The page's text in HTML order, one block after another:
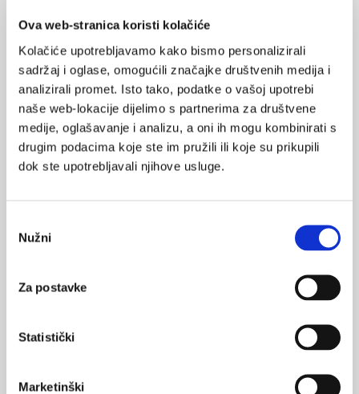
Ova web-stranica koristi kolačiće
Kolačiće upotrebljavamo kako bismo personalizirali
sadržaj i oglase, omogućili značajke društvenih medija i
analizirali promet. Isto tako, podatke o vašoj upotrebi
naše web-lokacije dijelimo s partnerima za društvene
medije, oglašavanje i analizu, a oni ih mogu kombinirati s
drugim podacima koje ste im pružili ili koje su prikupili
dok ste upotrebljavali njihove usluge.
pristanka
Nužni
Za postavke
Statistički
Marketinški
Smanjenje grinja ima mali učinak na alergije
Metode za smanjenje alergena grinja iz kućne prašine (HDM),
kao što su čišćenje i prozračivanje korištene posteljine,